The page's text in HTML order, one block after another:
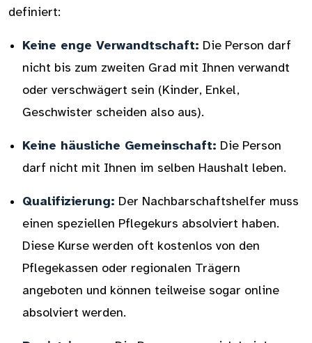
definiert:
Keine enge Verwandtschaft: Die Person darf
nicht bis zum zweiten Grad mit Ihnen verwandt
oder verschwägert sein (Kinder, Enkel,
Geschwister scheiden also aus).
Keine häusliche Gemeinschaft: Die Person
darf nicht mit Ihnen im selben Haushalt leben.
Qualifizierung: Der Nachbarschaftshelfer muss
einen speziellen Pflegekurs absolviert haben.
Diese Kurse werden oft kostenlos von den
Pflegekassen oder regionalen Trägern
angeboten und können teilweise sogar online
absolviert werden.